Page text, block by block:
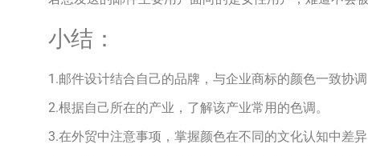
小结：
1.邮件设计结合自己的品牌，与企业商标的颜色一致协调
2.根据自己所在的产业，了解该产业常用的色调。
3.在外贸中注意事项，掌握颜色在不同的文化认知中差